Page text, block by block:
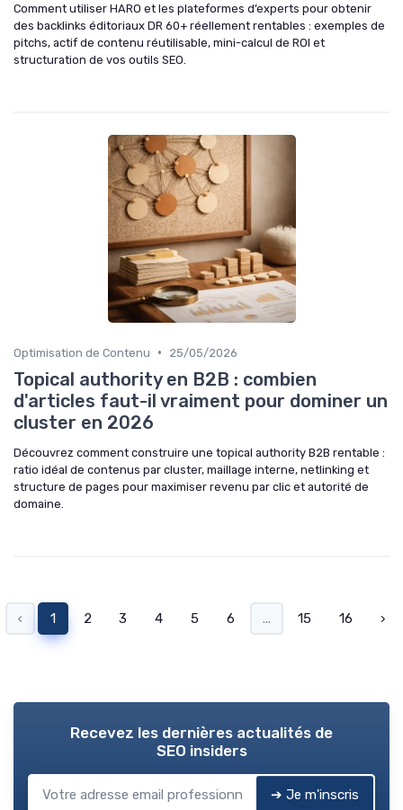
Comment utiliser HARO et les plateformes d’experts pour obtenir
des backlinks éditoriaux DR 60+ réellement rentables : exemples de
pitchs, actif de contenu réutilisable, mini-calcul de ROI et
structuration de vos outils SEO.
Optimisation de Contenu • 25/05/2026
Topical authority en B2B : combien
d'articles faut-il vraiment pour dominer un
cluster en 2026
Découvrez comment construire une topical authority B2B rentable :
ratio idéal de contenus par cluster, maillage interne, netlinking et
structure de pages pour maximiser revenu par clic et autorité de
domaine.
‹ 1 2 3 4 5 6 ... 15 16 ›
Recevez les dernières actualités de
SEO insiders
➔ Je m'inscris